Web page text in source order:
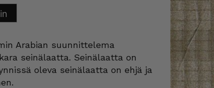
Arabian suunnittelema
seinälaatta. Seinälaatta on
oleva seinälaatta on ehjä ja